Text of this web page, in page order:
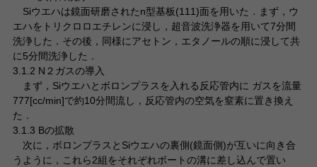
Siウエハは鏡面研磨されたn型基板(111)面を用いた．まず，ウ
エハをトリクロロエチレンに浸し，超音波洗浄器を用いて7分間
洗浄した．その後，同様にアセトン，エタノールの順に浸して共
に5分間洗浄した．
3.1.2 N２ガスの導入
まず，Siウエハとボロンプラスを入れる反応管内に ガスを流量
777[cc/min]で約10分間流し，反応管内の空気を窒素に置き換え
た．
3.1.3 Bの拡散
次に，ボロンプラスとSiウエハの裏側(鏡面側)が互いに向き合
うように，これら2組をそれぞれボートの溝に差し込んで置い